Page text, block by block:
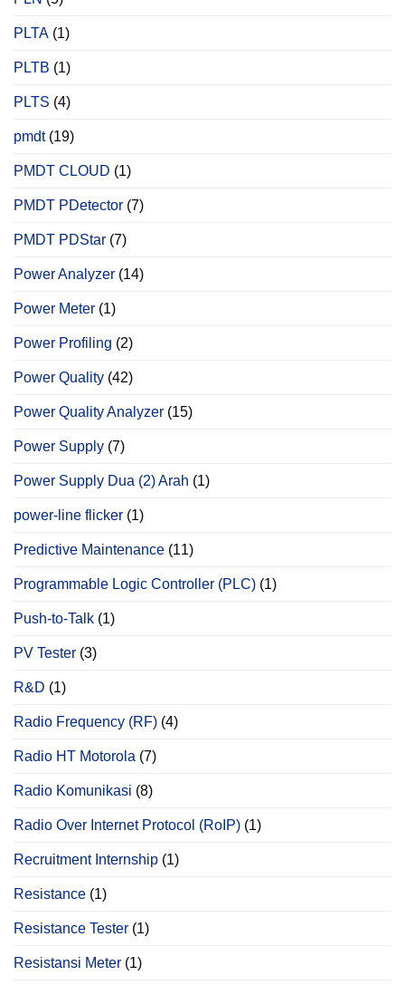
PLTA (1)
PLTB (1)
PLTS (4)
pmdt(19)
PMDT CLOUD (1)
PMDT PDetector (7)
PMDT PDStar (7)
Power Analyzer (14)
Power Meter (1)
Power Profiling (2)
Power Quality (42)
Power Quality Analyzer (15)
Power Supply (7)
Power Supply Dua (2) Arah (1)
power‐line flicker (1)
Predictive Maintenance (11)
Programmable Logic Controller (PLC) (1)
Push-to-Talk (1)
PV Tester (3)
R&D (1)
Radio Frequency (RF) (4)
Radio HT Motorola (7)
Radio Komunikasi (8)
Radio Over Internet Protocol (RoIP) (1)
Recruitment Internship (1)
Resistance (1)
Resistance Tester (1)
Resistansi Meter (1)